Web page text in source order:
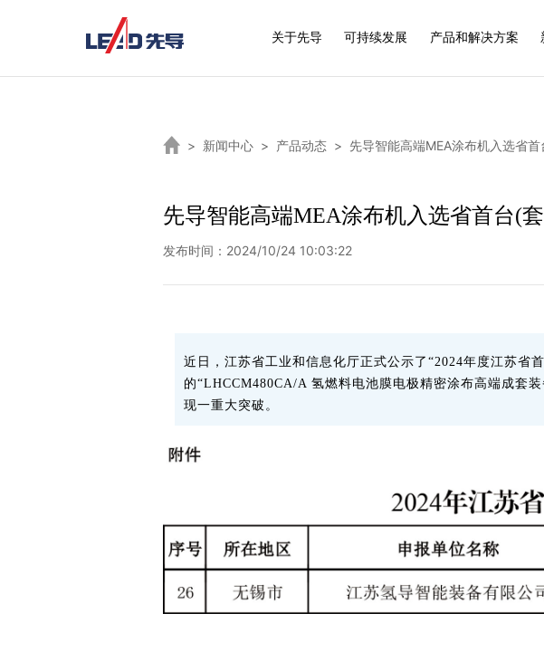
关于先导 可持续发展 产品和解决方案
> 新闻中心 > 产品动态 > 先导智能高端MEA涂布机入选省
先导智能高端MEA涂布机入选省首台(
发布时间：2024/10/24 10:03:22
近日，江苏省工业和信息化厅正式公示了“2024年度江苏省
的“LHCCM480CA/A 氢燃料电池膜电极精密涂布高端成
现一重大突破。